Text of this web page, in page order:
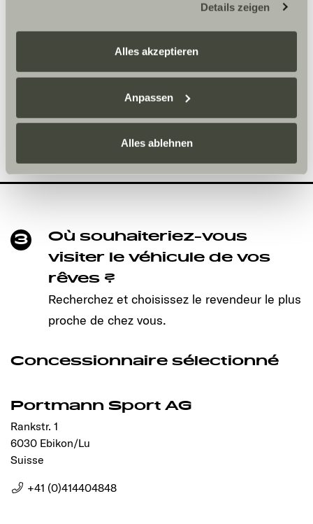
zustehen. Eingesetzte Dienstleister können Daten für
eigene Zwecke verarbeiten und mit anderen Daten
zusammenführen. Weitere Informationen finden Sie hier:
Sunlight Business. Akzeptieren Sie oder wählen Sie
einzelne Cookies/Dienste in den Einstellungen aus,
erteilen Sie uns Ihre Einwilligung zur Verarbeitung Ihrer
freiwillig, für den Besuch der Website nicht erforderlich
und kann jederzeit über die Einstellungen widerrufen
werden. Klicken Sie auf Ablehnen, werden nur die
Ermöglichung der Seitennavigation erforderlich sind.
Details zeigen
Alles akzeptieren
Anpassen
Alles ablehnen
Heure
3
Où souhaiteriez-vous
visiter le véhicule de vos
rêves ?
Recherchez et choisissez le revendeur le plus
proche de chez vous.
Concessionnaire sélectionné
Portmann Sport AG
Rankstr. 1
6030 Ebikon/Lu
Suisse
+41 (0)414404848